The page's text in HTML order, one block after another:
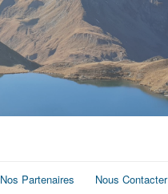
Nos Partenaires Nous Contacter